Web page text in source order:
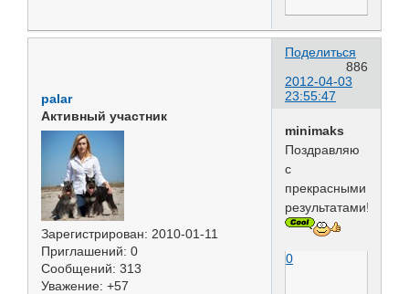
Поделиться
886
2012-04-03
23:55:47
palar
Активный участник
Зарегистрирован: 2010-01-11
Приглашений: 0
Сообщений: 313
Уважение: +57
minimaks
Поздравляю
с
прекрасными
результатами!
0